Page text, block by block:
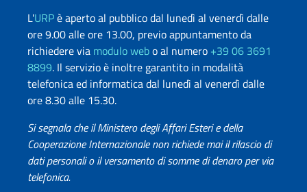
L'URPè aperto al pubblico dal lunedì al venerdì dalle
ore 9.00 alle ore 13.00, previo appuntamento da
richiedere via modulo webo al numero +39 06 3691
8899. Il servizio è inoltre garantito in modalità
telefonica ed informatica dal lunedì al venerdì dalle
ore 8.30 alle 15.30.
Si segnala che il Ministero degli Affari Esteri e della
Cooperazione Internazionale non richiede mai il rilascio di
dati personali o il versamento di somme di denaro per via
telefonica.